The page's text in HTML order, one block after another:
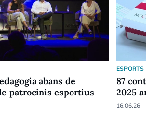
abans de
patrocinis esportius
ESPORTS
87
2025
16.06.26